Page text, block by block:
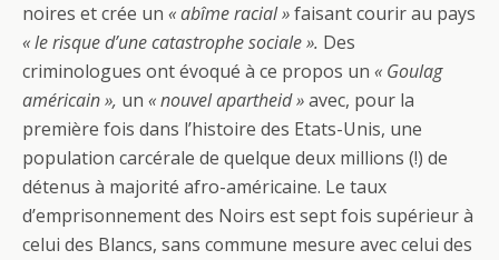
noires et crée un « abîme racial »faisant courir au pays
« le risque d’une catastrophe sociale ». Des
criminologues ont évoqué à ce propos un « Goulag
américain », un « nouvel apartheid »avec, pour la
première fois dans l’histoire des Etats-Unis, une
population carcérale de quelque deux millions (!) de
détenus à majorité afro-américaine. Le taux
d’emprisonnement des Noirs est sept fois supérieur à
celui des Blancs, sans commune mesure avec celui des